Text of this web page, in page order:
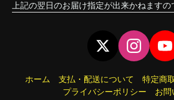
上記の翌日のお届け指定が出来かねますの
ホーム 支払・配送について
特定商
プライバシーポリシー
お問